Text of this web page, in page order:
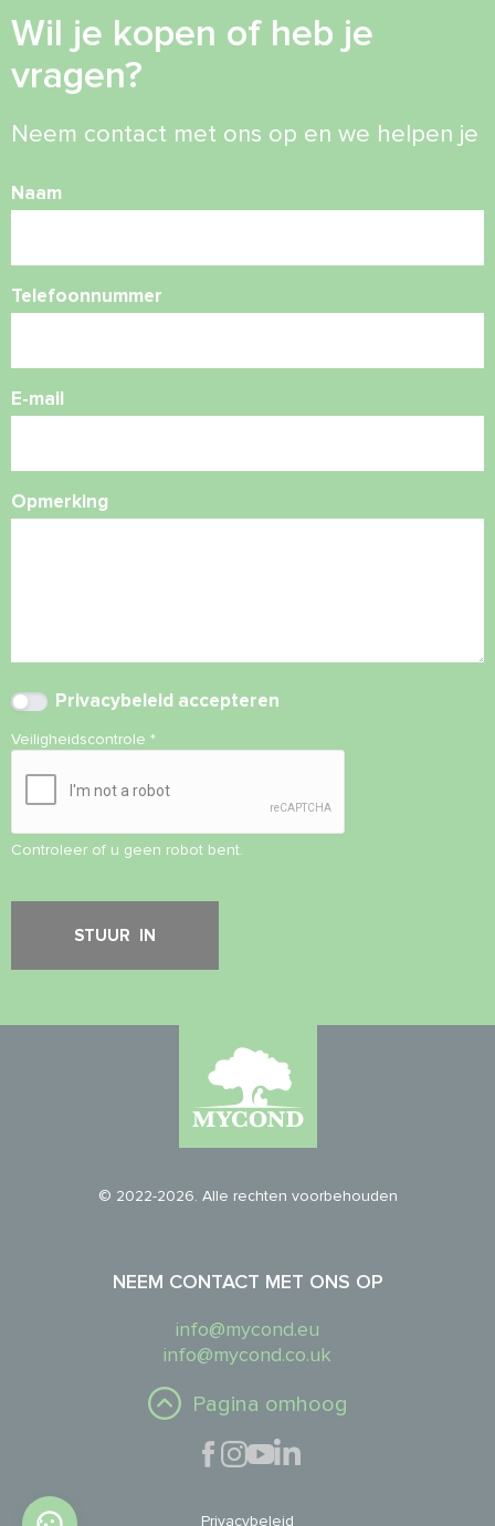
Wil je kopen of heb je
vragen?
Neem contact met ons op en we helpen je
Naam
Telefoonnummer
E-mail
Opmerking
Privacybeleid accepteren
Veiligheidscontrole *
Controleer of u geen robot bent.
© 2022-2026. Alle rechten voorbehouden
NEEM CONTACT MET ONS OP
info@mycond.eu
info@mycond.co.uk
Pagina omhoog
Privacybeleid